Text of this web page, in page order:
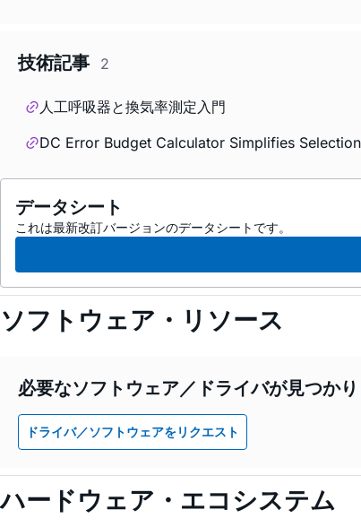
技術記事 2
人工呼吸器と換気率測定入門
DC Error Budget Calculator Simplifies
データシート
これは最新改訂バージョンのデータシートです。
ソフトウェア・リソース
必要なソフトウェア／ドライバが見つか
ドライバ／ソフトウェアをリクエスト
ハードウェア・エコシステム